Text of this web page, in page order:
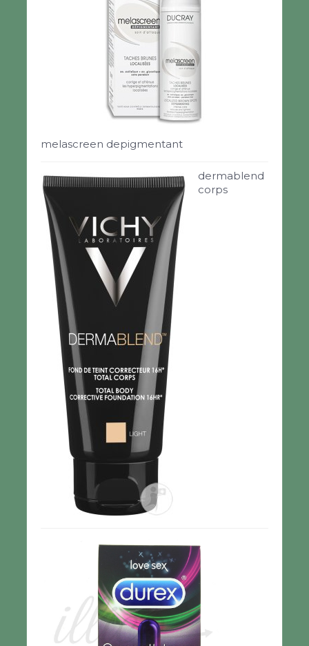
melascreen depigmentant
dermablend
corps